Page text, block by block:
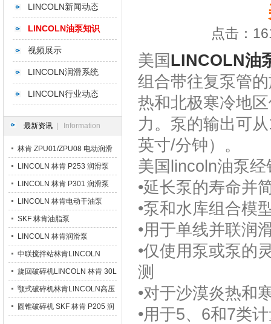
LINCOLN新闻动态
LINCOLN油泵知识
视频展示
LINCOLN润滑系统
LINCOLN行业动态
最新资讯 | Information
林肯 ZPU01/ZPU08 电动润滑
泵
LINCOLN 林肯 P253 润滑泵
LINCOLN 林肯 P301 润滑泵
LINCOLN 林肯电动干油泵
SKF 林肯油脂泵
LINCOLN 林肯润滑泵
中联搅拌站林肯LINCOLN
P203 润滑泵
旋回破碎机LINCOLN 林肯 30L
大油箱润滑泵
颚式破碎机林肯LINCOLN高压
干油润滑泵站
圆锥破碎机 SKF 林肯 P205 润
点击：
美国LINCOLN油
组合带往复泵管
热和北极寒冷地
力。泵的输出可
英寸/分钟）。
美国lincoln油泵
•延长泵的寿命并
•泵和水库组合模
•用于单线并联润
•仅使用泵或泵的
测
•对于沙漠炎热和
•用于5、6和7类